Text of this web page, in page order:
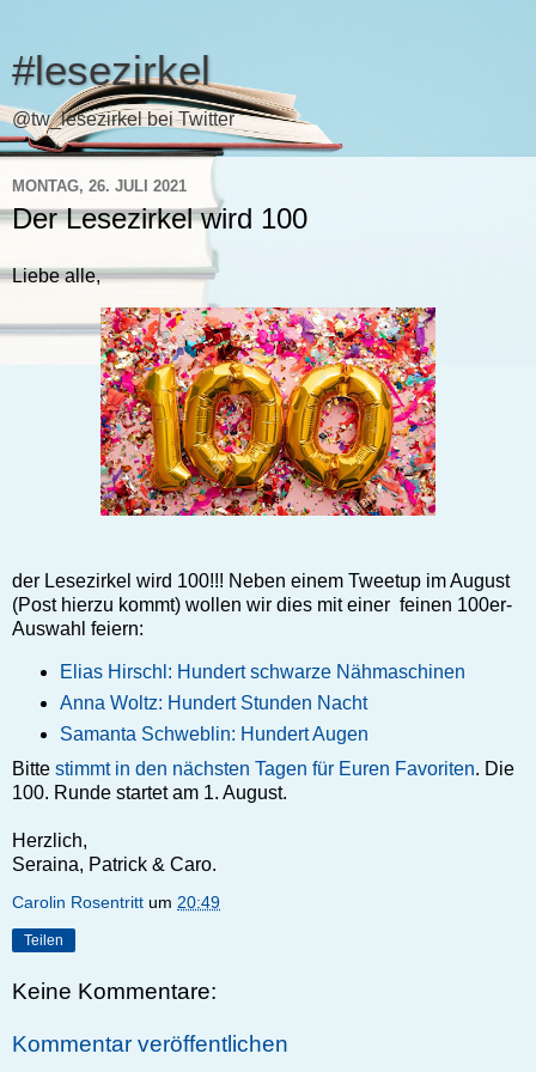
#lesezirkel
@tw_lesezirkel bei Twitter
MONTAG, 26. JULI 2021
Der Lesezirkel wird 100
Liebe alle,
der Lesezirkel wird 100!!! Neben einem Tweetup im August
(Post hierzu kommt) wollen wir dies mit einer feinen 100er-
Auswahl feiern:
Elias Hirschl: Hundert schwarze Nähmaschinen
Anna Woltz: Hundert Stunden Nacht
Samanta Schweblin: Hundert Augen
Bitte stimmt in den nächsten Tagen für Euren Favoriten. Die
100. Runde startet am 1. August.
Herzlich,
Seraina, Patrick & Caro.
Carolin Rosentritt um 20:49
Teilen
Keine Kommentare:
Kommentar veröffentlichen